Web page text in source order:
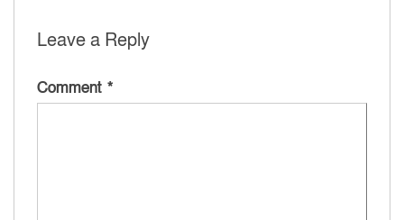
Leave a Reply
Comment *